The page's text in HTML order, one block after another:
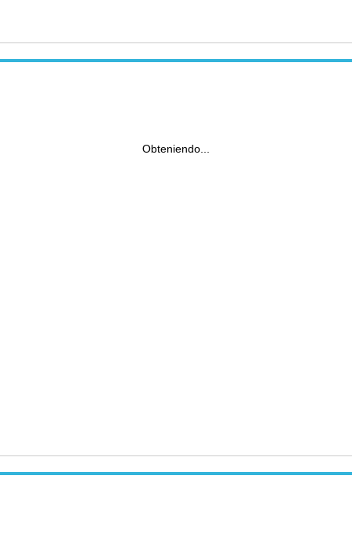
Obteniendo...